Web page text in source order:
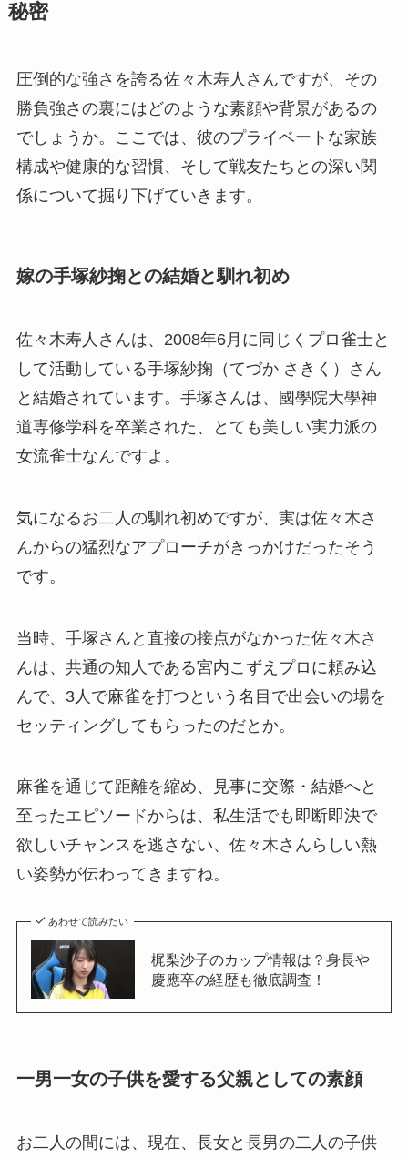
秘密
圧倒的な強さを誇る佐々木寿人さんですが、その
勝負強さの裏にはどのような素顔や背景があるの
でしょうか。ここでは、彼のプライベートな家族
構成や健康的な習慣、そして戦友たちとの深い関
係について掘り下げていきます。
嫁の手塚紗掬との結婚と馴れ初め
佐々木寿人さんは、2008年6月に同じくプロ雀士と
して活動している手塚紗掬（てづか さきく）さん
と結婚されています。手塚さんは、國學院大學神
道専修学科を卒業された、とても美しい実力派の
女流雀士なんですよ。
気になるお二人の馴れ初めですが、実は佐々木さ
んからの猛烈なアプローチがきっかけだったそう
です。
当時、手塚さんと直接の接点がなかった佐々木さ
んは、共通の知人である宮内こずえプロに頼み込
んで、3人で麻雀を打つという名目で出会いの場を
セッティングしてもらったのだとか。
麻雀を通じて距離を縮め、見事に交際・結婚へと
至ったエピソードからは、私生活でも即断即決で
欲しいチャンスを逃さない、佐々木さんらしい熱
い姿勢が伝わってきますね。
あわせて読みたい
梶梨沙子のカップ情報は？身長や
慶應卒の経歴も徹底調査！
一男一女の子供を愛する父親としての素顔
お二人の間には、現在、長女と長男の二人の子供